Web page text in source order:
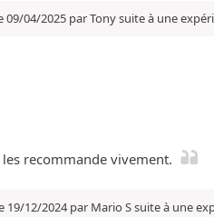
09/04/2025 par Tony suite à une
recommande vivement.
19/12/2024 par Mario S suite à une